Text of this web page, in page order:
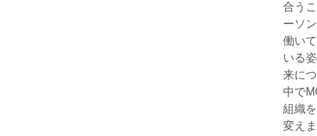
合う
ーソ
働い
いる
来に
中で
組織
変え